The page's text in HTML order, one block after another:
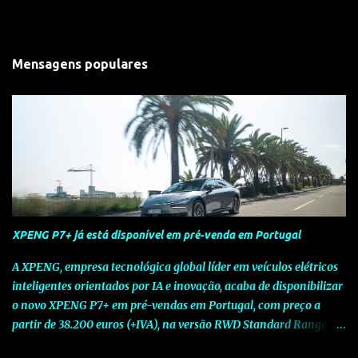
Mensagens populares
XPENG P7+ já está disponível em pré-venda em Portugal
A XPENG, empresa tecnológica global líder em veículos elétricos
inteligentes orientados por IA e inovação, acaba de disponibilizar
o novo XPENG P7+ em pré-vendas em Portugal, com preço a
partir de 38.200 euros (+IVA), na versão RWD Standard Range.